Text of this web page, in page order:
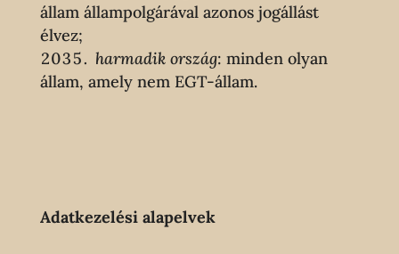
állam állampolgárával azonos jogállást
élvez;
harmadik ország: minden olyan
állam, amely nem EGT-állam.
Adatkezelési alapelvek